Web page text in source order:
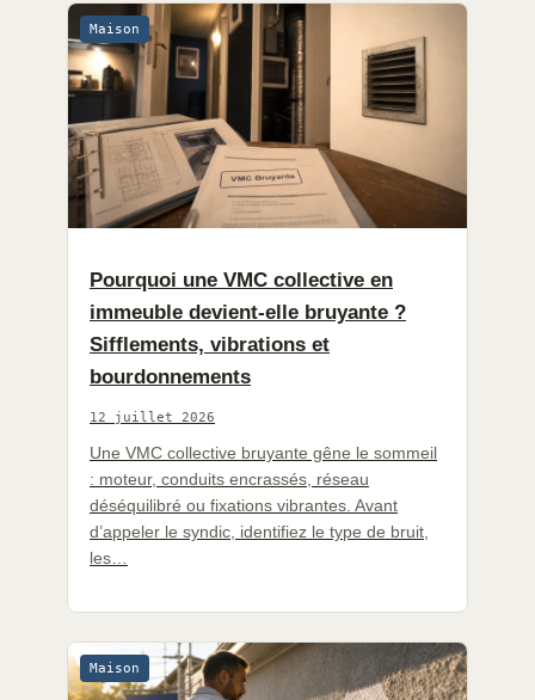
Maison
Pourquoi une VMC collective en
immeuble devient-elle bruyante ?
Sifflements, vibrations et
bourdonnements
12 juillet 2026
Une VMC collective bruyante gêne le sommeil
: moteur, conduits encrassés, réseau
déséquilibré ou fixations vibrantes. Avant
d’appeler le syndic, identifiez le type de bruit,
les…
Maison